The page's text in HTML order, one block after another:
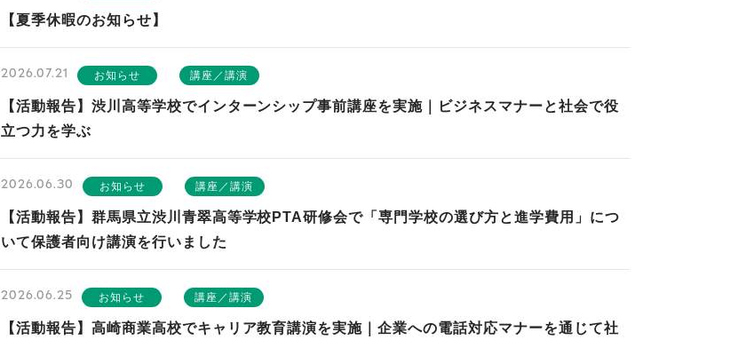
【夏季休暇のお知らせ】
2026.07.21 お知らせ 講座／講演
【活動報告】渋川高等学校でインターンシップ事前講座を実施｜ビジネスマナーと社会で役
立つ力を学ぶ
2026.06.30 お知らせ 講座／講演
【活動報告】群馬県立渋川青翠高等学校PTA研修会で「専門学校の選び方と進学費用」につ
いて保護者向け講演を行いました
2026.06.25 お知らせ 講座／講演
【活動報告】高崎商業高校でキャリア教育講演を実施｜企業への電話対応マナーを通じて社